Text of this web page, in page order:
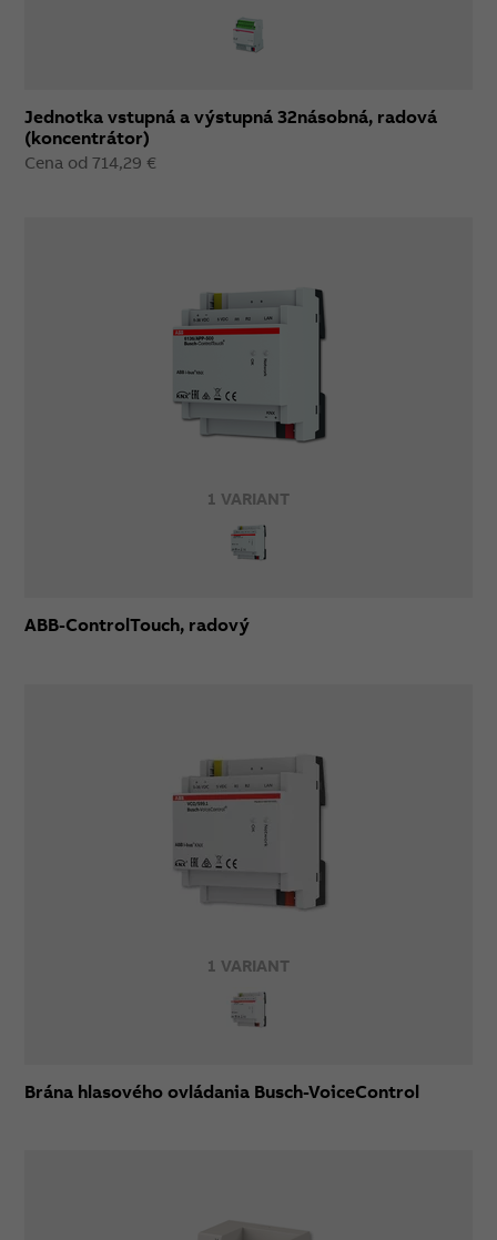
Jednotka vstupná a výstupná 32násobná, radová
(koncentrátor)
Cena od 714,29 €
1 VARIANT
ABB-ControlTouch, radový
1 VARIANT
Brána hlasového ovládania Busch-VoiceControl